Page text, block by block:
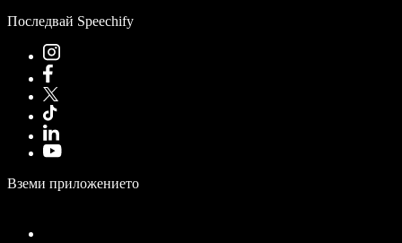
Последвай Speechify
Вземи приложението